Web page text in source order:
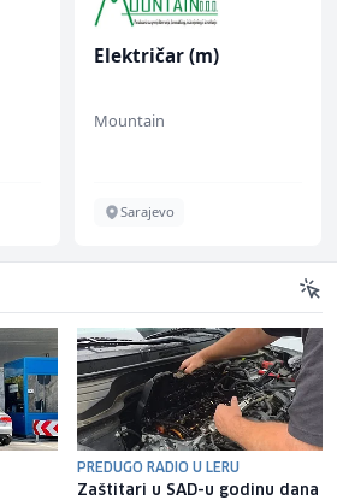
Električar (m)
Mountain
Sarajevo
PREDUGO RADIO U LERU
Zaštitari u SAD-u godinu dana